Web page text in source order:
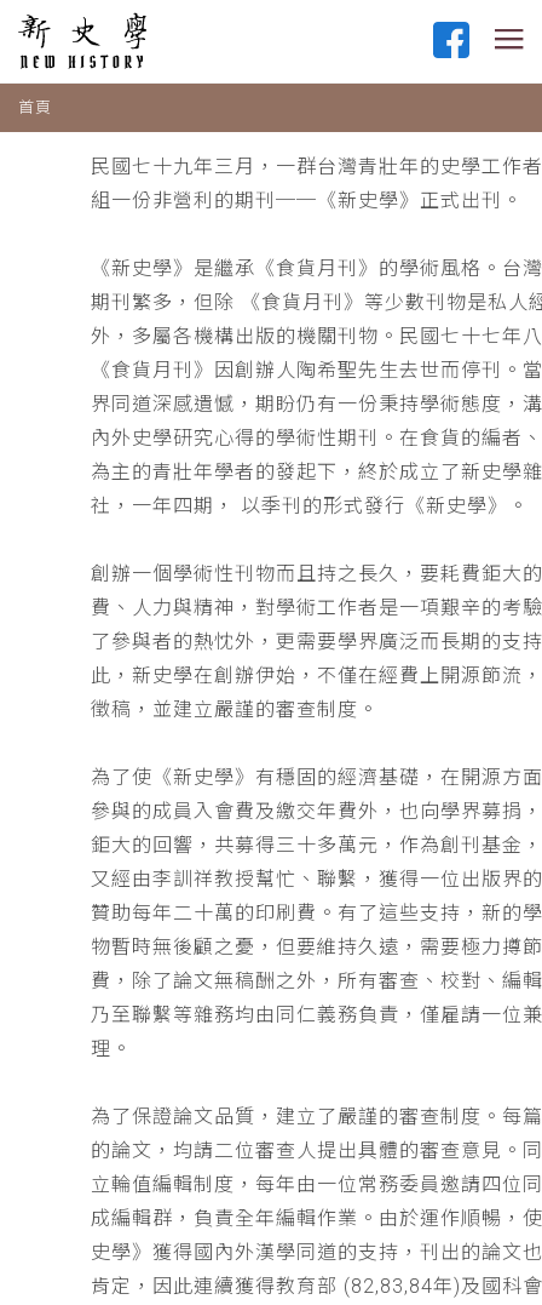
首頁
民國七十九年三月，一群台灣青壯年的史學工作
組一份非營利的期刊──《新史學》正式出刊。
《新史學》是繼承《食貨月刊》的學術風格。台
期刊繁多，但除 《食貨月刊》等少數刊物是私人
外，多屬各機構出版的機關刊物。民國七十七年
《食貨月刊》因創辦人陶希聖先生去世而停刊。
界同道深感遺憾，期盼仍有一份秉持學術態度，
內外史學研究心得的學術性期刊。在食貨的編者
為主的青壯年學者的發起下，終於成立了新史學
社，一年四期， 以季刊的形式發行《新史學》。
創辦一個學術性刊物而且持之長久，要耗費鉅大
費、人力與精神，對學術工作者是一項艱辛的考
了參與者的熱忱外，更需要學界廣泛而長期的支
此，新史學在創辦伊始，不僅在經費上開源節流
徵稿，並建立嚴謹的審查制度。
為了使《新史學》有穩固的經濟基礎，在開源方
參與的成員入會費及繳交年費外，也向學界募捐
鉅大的回響，共募得三十多萬元，作為創刊基金
又經由李訓祥教授幫忙、聯繫，獲得一位出版界
贊助每年二十萬的印刷費。有了這些支持，新的
物暫時無後顧之憂，但要維持久遠，需要極力撙
費，除了論文無稿酬之外，所有審查、校對、編
乃至聯繫等雜務均由同仁義務負責，僅雇請一位
理。
為了保證論文品質，建立了嚴謹的審查制度。每
的論文，均請二位審查人提出具體的審查意見。
立輪值編輯制度，每年由一位常務委員邀請四位
成編輯群，負責全年編輯作業。由於運作順暢，
史學》獲得國內外漢學同道的支持，刊出的論文
肯定，因此連續獲得教育部 (82,83,84年)及國科